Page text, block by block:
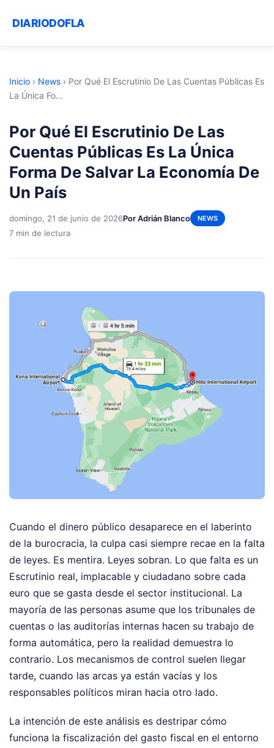
DIARIODOFLA
Inicio › News › Por Qué El Escrutinio De Las Cuentas Públicas Es
La Única Fo...
Por Qué El Escrutinio De Las
Cuentas Públicas Es La Única
Forma De Salvar La Economía De
Un País
domingo, 21 de junio de 2026Por Adrián Blanco NEWS
7 min de lectura
Cuando el dinero público desaparece en el laberinto
de la burocracia, la culpa casi siempre recae en la falta
de leyes. Es mentira. Leyes sobran. Lo que falta es un
Escrutinio real, implacable y ciudadano sobre cada
euro que se gasta desde el sector institucional. La
mayoría de las personas asume que los tribunales de
cuentas o las auditorías internas hacen su trabajo de
forma automática, pero la realidad demuestra lo
contrario. Los mecanismos de control suelen llegar
tarde, cuando las arcas ya están vacías y los
responsables políticos miran hacia otro lado.
La intención de este análisis es destripar cómo
funciona la fiscalización del gasto fiscal en el entorno